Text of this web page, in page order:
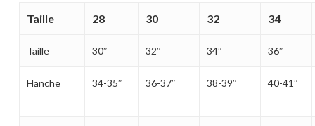
Taille 28 30 32 34
Taille 30″ 32″ 34″ 36″
Hanche 34-35″ 36-37″ 38-39″ 40-41″